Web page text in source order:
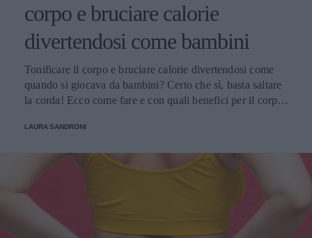
corpo e bruciare calorie
divertendosi come bambini
Tonificare il corpo e bruciare calorie divertendosi come
quando si giocava da bambini? Certo che sì, basta saltare
la corda! Ecco come fare e con quali benefici per il corpo e
LAURA SANDRONI